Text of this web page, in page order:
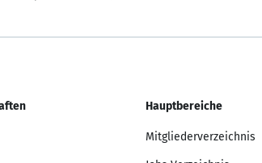
Hauptbereiche
Mitgliederverzeichnis